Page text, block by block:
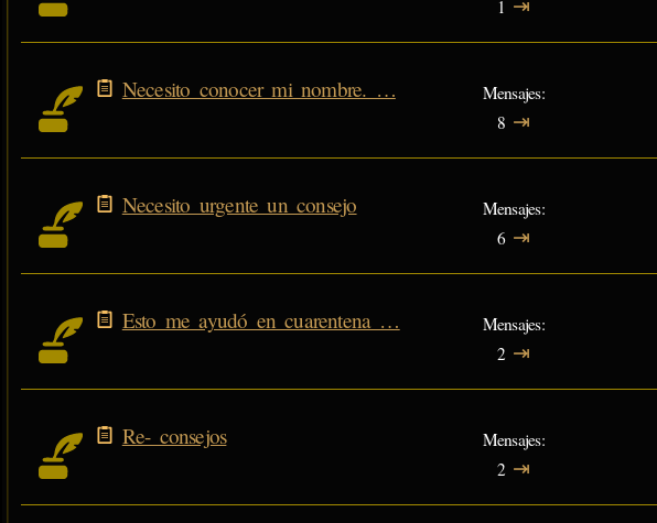
1
Necesito conocer mi nombre. …
Mensajes
8 ⇥
Necesito urgente un consejo
Mensajes
6 ⇥
Esto me ayudó en cuarentena …
Mensajes
2 ⇥
Re- consejos
Mensajes
2 ⇥